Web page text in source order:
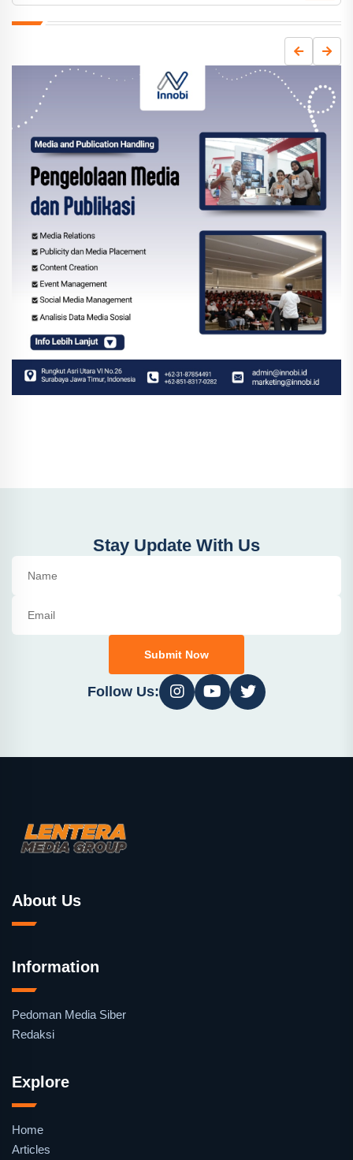
Stay Update With Us
Submit Now
Follow Us:
About Us
Information
Pedoman Media Siber
Redaksi
Explore
Home
Articles